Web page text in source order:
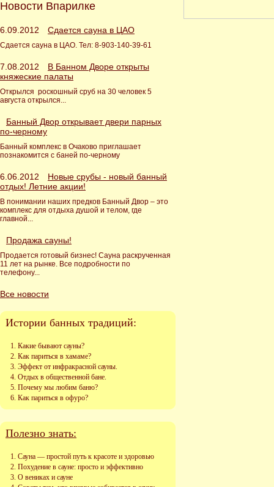
Новости Впарилке
6.09.2012 Сдается сауна в ЦАО
Сдается сауна в ЦАО. Тел: 8-903-140-39-61
7.08.2012
В Банном Дворе открыты
княжеские палаты
Открылся роскошный сруб на 30 человек 5
августа открылся...
Банный Двор открывает двери парных
по-черному
Банный комплекс в Очаково приглашает
познакомится с баней по-черному
6.06.2012
Новые срубы - новый банный
отдых! Летние акции!
В понимании наших предков Банный Двор – это
комплекс для отдыха душой и телом, где
главной...
Продажа сауны!
Продается готовый бизнес! Сауна раскрученная
11 лет на рынке. Все подробности по
телефону...
Все новости
Истории банных традиций:
Какие бывают сауны?
Как париться в хамаме?
Эффект от инфракрасной сауны.
Отдых в общественной бане.
Почему мы любим баню?
Как париться в офуро?
Полезно знать:
Сауна — простой путь к красоте и здоровью
Похудение в сауне: просто и эффективно
О вениках и сауне